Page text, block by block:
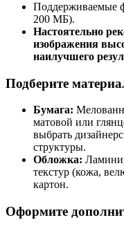
Поддерживаемые
200 МБ).
Настоятельно
изображения
наилучшего
Подберите
Бумага:
матовой или
выбрать
структуры.
Обложка:
текстур (кожа,
картон.
Оформите